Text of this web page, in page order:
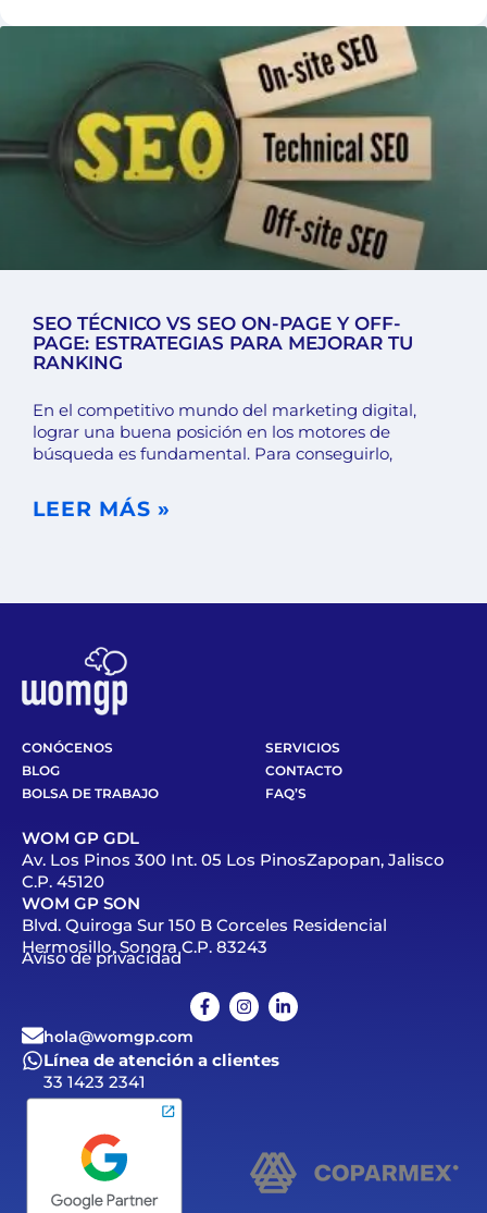
SEO TÉCNICO VS SEO ON-PAGE Y OFF-
PAGE: ESTRATEGIAS PARA MEJORAR TU
RANKING
En el competitivo mundo del marketing digital,
lograr una buena posición en los motores de
búsqueda es fundamental. Para conseguirlo,
LEER MÁS »
CONÓCENOS
SERVICIOS
BLOG
CONTACTO
BOLSA DE TRABAJO
FAQ’S
WOM GP GDL
Av. Los Pinos 300 Int. 05 Los PinosZapopan, Jalisco
C.P. 45120
WOM GP SON
Blvd. Quiroga Sur 150 B Corceles Residencial
Hermosillo, Sonora C.P. 83243
Aviso de privacidad
hola@womgp.com
Línea de atención a clientes
33 1423 2341